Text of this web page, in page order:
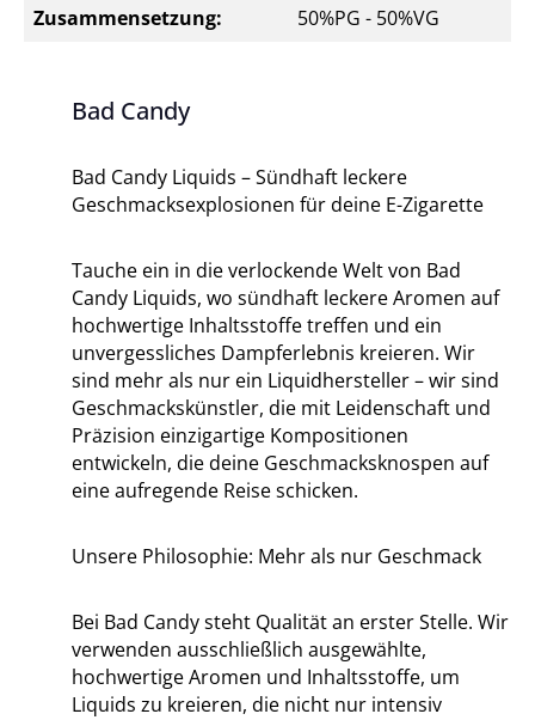
Zusammensetzung:
50%PG - 50%VG
Bad Candy
Bad Candy Liquids – Sündhaft leckere
Geschmacksexplosionen für deine E-Zigarette
Tauche ein in die verlockende Welt von Bad
Candy Liquids, wo sündhaft leckere Aromen auf
hochwertige Inhaltsstoffe treffen und ein
unvergessliches Dampferlebnis kreieren. Wir
sind mehr als nur ein Liquidhersteller – wir sind
Geschmackskünstler, die mit Leidenschaft und
Präzision einzigartige Kompositionen
entwickeln, die deine Geschmacksknospen auf
eine aufregende Reise schicken.
Unsere Philosophie: Mehr als nur Geschmack
Bei Bad Candy steht Qualität an erster Stelle. Wir
verwenden ausschließlich ausgewählte,
hochwertige Aromen und Inhaltsstoffe, um
Liquids zu kreieren, die nicht nur intensiv